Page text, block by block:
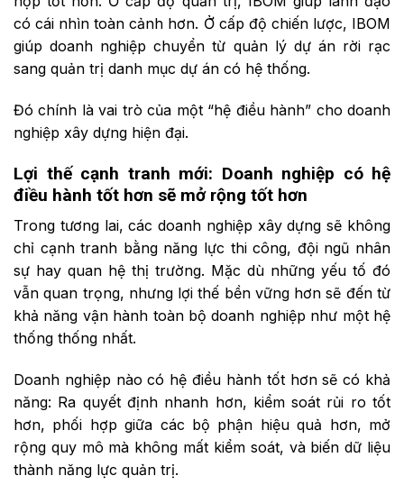
có cái nhìn toàn cảnh hơn. Ở cấp độ chiến lược, IBOM
giúp doanh nghiệp chuyển từ quản lý dự án rời rạc
sang quản trị danh mục dự án có hệ thống.
Đó chính là vai trò của một “hệ điều hành” cho doanh
nghiệp xây dựng hiện đại.
Lợi thế cạnh tranh mới: Doanh nghiệp có hệ
điều hành tốt hơn sẽ mở rộng tốt hơn
Trong tương lai, các doanh nghiệp xây dựng sẽ không
chỉ cạnh tranh bằng năng lực thi công, đội ngũ nhân
sự hay quan hệ thị trường. Mặc dù những yếu tố đó
vẫn quan trọng, nhưng lợi thế bền vững hơn sẽ đến từ
khả năng vận hành toàn bộ doanh nghiệp như một hệ
thống thống nhất.
Doanh nghiệp nào có hệ điều hành tốt hơn sẽ có khả
năng: Ra quyết định nhanh hơn, kiểm soát rủi ro tốt
hơn, phối hợp giữa các bộ phận hiệu quả hơn, mở
rộng quy mô mà không mất kiểm soát, và biến dữ liệu
thành năng lực quản trị.